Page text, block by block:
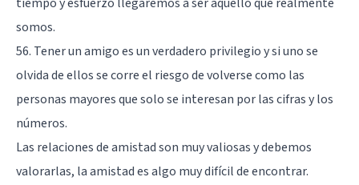
somos.
56. Tener un amigo es un verdadero privilegio y si uno se
olvida de ellos se corre el riesgo de volverse como las
personas mayores que solo se interesan por las cifras y los
números.
Las relaciones de amistad son muy valiosas y debemos
valorarlas, la amistad es algo muy difícil de encontrar.